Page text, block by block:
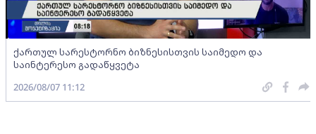
ქართულ სარესტორნო ბიზნესისთვის საიმედო და
საინტერესო გადაწყვეტა
2026/08/07 11:12